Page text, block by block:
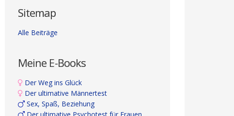
Sitemap
Alle Beiträge
Meine E-Books
Der Weg ins Glück
Der ultimative Männertest
Sex, Spaß, Beziehung